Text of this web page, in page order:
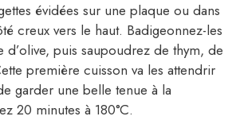
évidées sur une plaque ou dans
creux vers le haut. Badigeonnez-les
d’olive, puis saupoudrez de thym, de
première cuisson va les attendrir
garder une belle tenue à la
20 minutes à 180°C.